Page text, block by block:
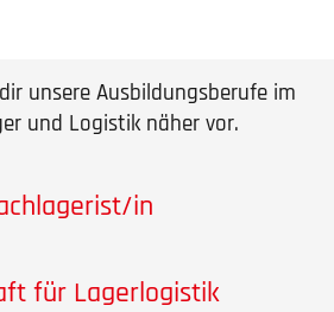
unsere Ausbil­dungs­berufe im
und Logistik näher vor.
in
für Lagerlogistik